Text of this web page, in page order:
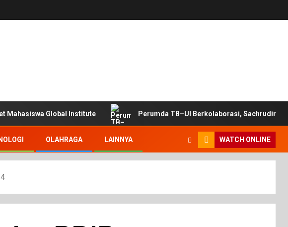
Mahasiswa Global Institute Perumda TB–UI Berkolaborasi, Sachrudin:
OLAHRAGA LAINNYA WATCH ONLINE